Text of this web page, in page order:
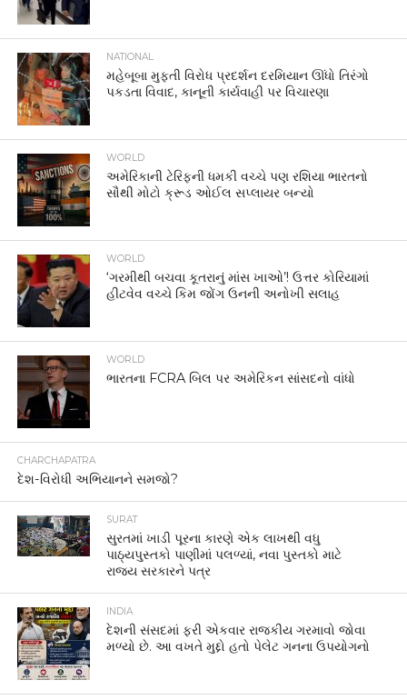
NATIONAL
મહેબૂબા મુફ્તી વિરોધ પ્રદર્શન દરમિયાન ઊંધો તિરંગો
પકડતા વિવાદ, કાનૂની કાર્યવાહી પર વિચારણા
WORLD
અમેરિકાની ટેરિફની ધમકી વચ્ચે પણ રશિયા ભારતનો
સૌથી મોટો ક્રૂડ ઓઈલ સપ્લાયર બન્યો
WORLD
‘ગરમીથી બચવા કૂતરાનું માંસ ખાઓ’! ઉત્તર કોરિયામાં
હીટવેવ વચ્ચે કિમ જોંગ ઉનની અનોખી સલાહ
WORLD
ભારતના FCRA બિલ પર અમેરિકન સાંસદનો વાંધો
CHARCHAPATRA
દેશ-વિરોધી અભિયાનને સમજો?
SURAT
સુરતમાં ખાડી પૂરના કારણે એક લાખથી વધુ
પાઠ્યપુસ્તકો પાણીમાં પલળ્યાં, નવા પુસ્તકો માટે
રાજ્ય સરકારને પત્ર
INDIA
દેશની સંસદમાં ફરી એકવાર રાજકીય ગરમાવો જોવા
મળ્યો છે. આ વખતે મુદ્દો હતો પેલેટ ગનના ઉપયોગનો